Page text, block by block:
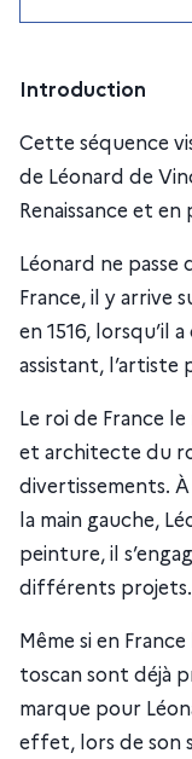
Introduction
Cette séquence
de Léonard de
Renaissance et
Léonard ne passe
France, il y arrive
en 1516, lorsqu’il
assistant, l’artiste
Le roi de France
et architecte du
divertissements.
la main gauche,
peinture, il
différents projets.
Même si en
toscan sont déjà
marque pour
effet, lors de son